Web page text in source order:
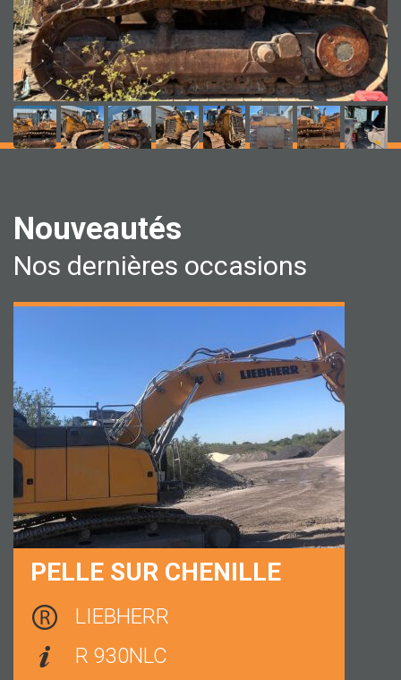
PR 756
2015
-
-
TRAIN DE CHENILLE COMPLET 200 H
PATINS 710 mm
LARGEUR 2M90
LAME TILT
0€HT
Nouveautés
Nos dernières occasions
PELLE SUR CHENILLE
LIEBHERR
R 930NLC